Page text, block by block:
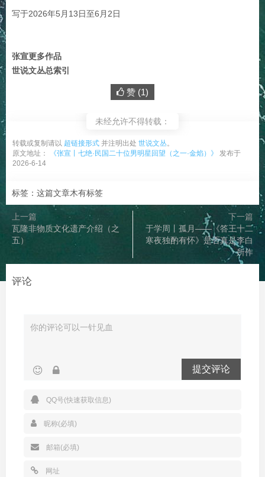
写于2026年5月13日至6月2日
张宣更多作品
世说文丛总索引
赞 (1)
未经允许不得转载：
转载或复制请以 超链接形式 并注明出处 世说文丛。
原文地址：
《张宣丨七绝·民国二十位男明星回望（之一·金焰）》
发布于
2026-6-14
标签：这篇文章木有标签
上一篇
瓦隆非物质文化遗产介绍（之
五）
下一篇
于学周丨孤月——《答王十二
寒夜独酌有怀》是否真是李白
所作
评论
提交评论